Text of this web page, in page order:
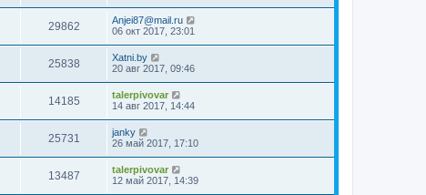
29862
Anjei87@mail.ru
06 окт 2017, 23:01
25838
Xatni.by
20 авг 2017, 09:46
14185
talerpivovar
14 авг 2017, 14:44
25731
janky
26 май 2017, 17:10
13487
talerpivovar
12 май 2017, 14:39